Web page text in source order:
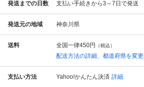
発送までの日数 支払い手続きから3～7日で発送
発送元の地域 神奈川県
送料 全国一律450円 （税込）
配送方法の詳細、都道府県を変更
支払い方法 Yahoo!かんたん決済 詳細